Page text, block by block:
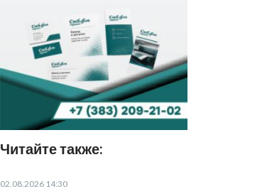
Читайте также:
02.08.2026 14:30